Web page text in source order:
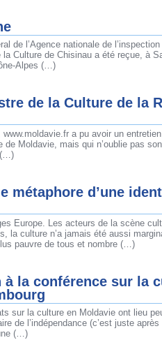
de l’Agence nationale de
Culture de Chisinau a été reçue, à
Alpes (…)
de la Culture de la
a pu avoir un
Moldavie, mais qui n’oublie pas
(…)
métaphore d’une
Europe. Les acteurs de la scène
la culture n’a jamais été aussi
pauvre de tous et nombre (…)
la conférence sur la
sur la culture en Moldavie ont lieu
de l’indépendance (c’est juste
(…)